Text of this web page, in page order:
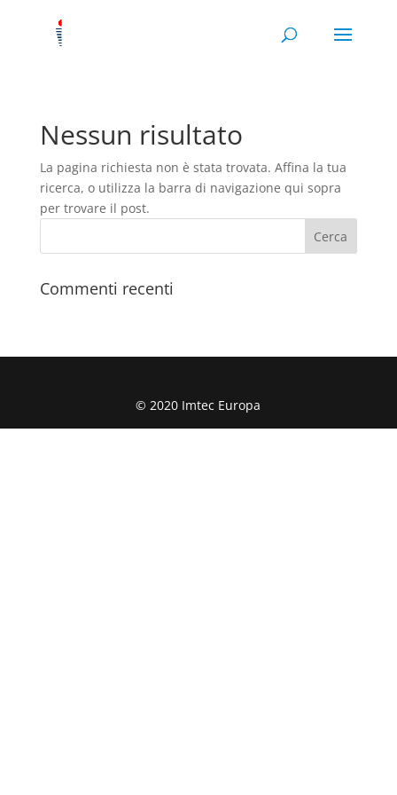
Nessun risultato
La pagina richiesta non è stata trovata. Affina la tua
ricerca, o utilizza la barra di navigazione qui sopra
per trovare il post.
Commenti recenti
© 2020 Imtec Europa